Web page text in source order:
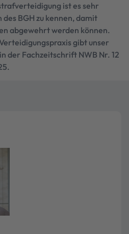
ist es sehr
BGH zu kennen, damit
abgewehrt werden können.
gibt unser
der Fachzeitschrift NWB Nr. 12